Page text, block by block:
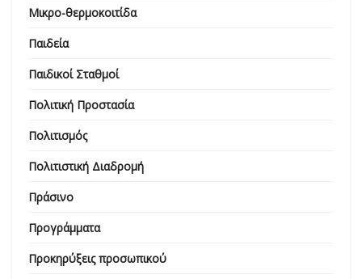
Μικρο-θερμοκοιτίδα
Παιδεία
Παιδικοί Σταθμοί
Πολιτική Προστασία
Πολιτισμός
Πολιτιστική Διαδρομή
Πράσινο
Προγράμματα
Προκηρύξεις προσωπικού